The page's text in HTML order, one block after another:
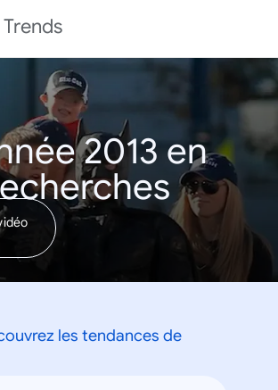
Trends
2013 en
les tendances de